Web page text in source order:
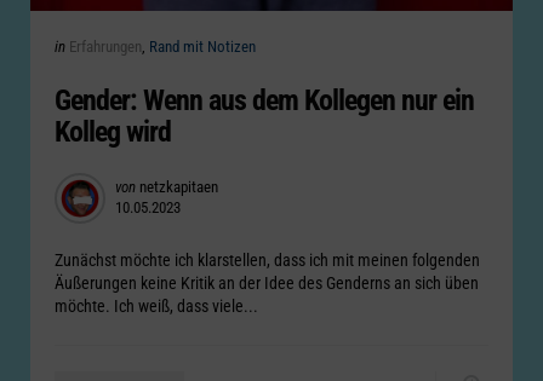
Categories
Posted
in Erfahrungen Rand mit Notizen
Gender: Wenn aus dem Kollegen nur ein
Kolleg wird
Posted
by
von netzkapitaen
10.05.2023
Zunächst möchte ich klarstellen, dass ich mit meinen folgenden
Äußerungen keine Kritik an der Idee des Genderns an sich üben
möchte. Ich weiß, dass viele...